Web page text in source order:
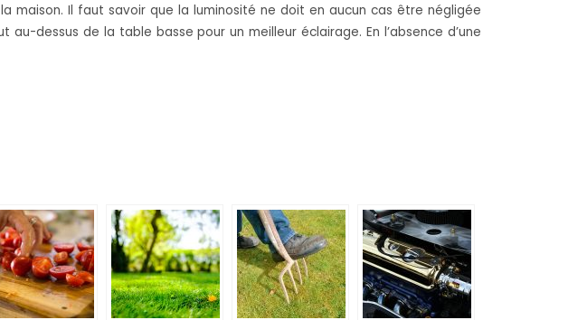
maison. Il faut savoir que la luminosité ne doit en aucun cas être négligée
dessus de la table basse pour un meilleur éclairage. En l’absence d’une